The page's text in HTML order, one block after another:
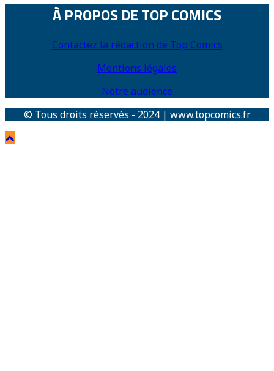
À PROPOS DE TOP COMICS
Contactez la rédaction de Top Comics
Mentions légales
Notre audience
© Tous droits réservés - 2024 | www.topcomics.fr